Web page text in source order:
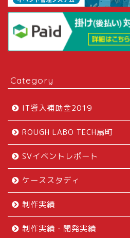
Category
IT導入補助金2019
ROUGH LABO TECH扇町
SVイベントレポート
ケーススタディ
制作実績
制作実績・開発実績